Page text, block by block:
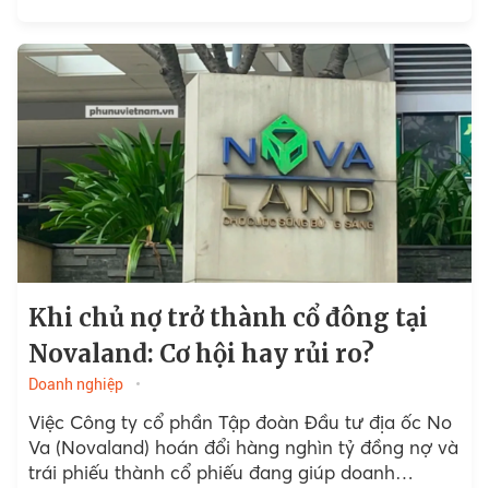
Khi chủ nợ trở thành cổ đông tại
Novaland: Cơ hội hay rủi ro?
Doanh nghiệp
Việc Công ty cổ phần Tập đoàn Đầu tư địa ốc No
Va (Novaland) hoán đổi hàng nghìn tỷ đồng nợ và
trái phiếu thành cổ phiếu đang giúp doanh